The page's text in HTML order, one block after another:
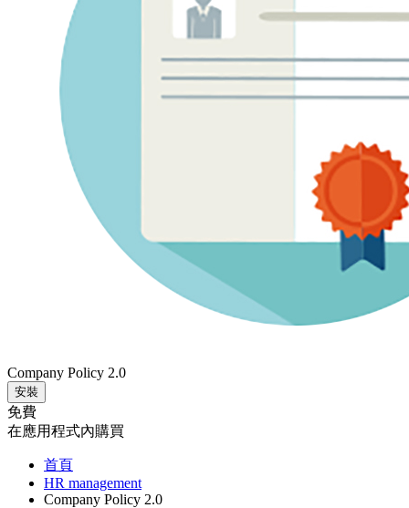
Company Policy 2.0
安裝
免費
在應用程式內購買
首頁
HR management
Company Policy 2.0